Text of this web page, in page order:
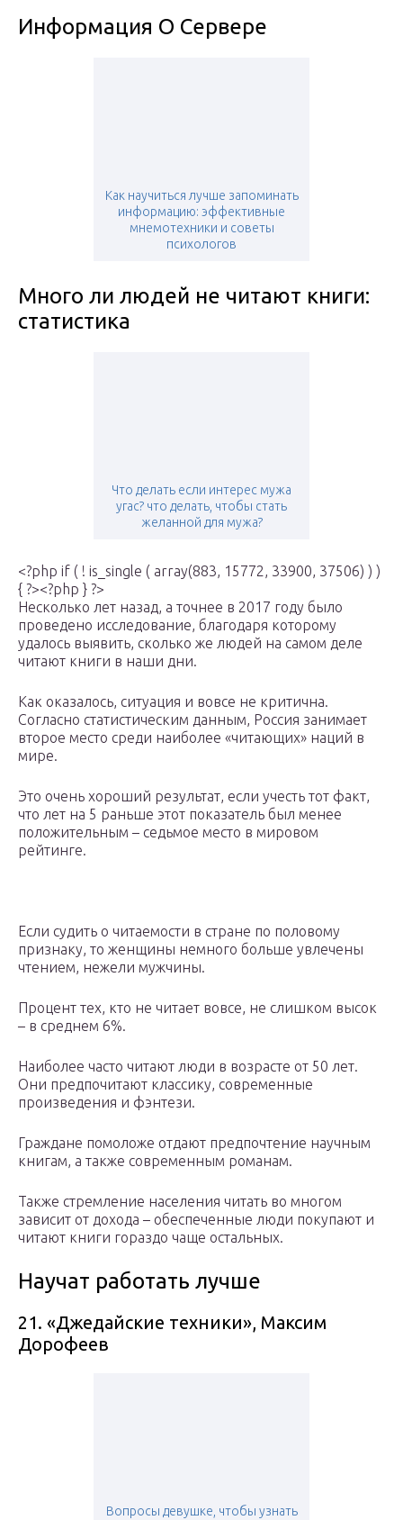
Информация О Сервере
Как научиться лучше запоминать
информацию: эффективные
мнемотехники и советы
психологов
Много ли людей не читают книги:
статистика
Что делать если интерес мужа
угас? что делать, чтобы стать
желанной для мужа?
<?php if ( ! is_single ( array(883, 15772, 33900, 37506) ) )
{ ?><?php } ?>
Несколько лет назад, а точнее в 2017 году было
проведено исследование, благодаря которому
удалось выявить, сколько же людей на самом деле
читают книги в наши дни.
Как оказалось, ситуация и вовсе не критична.
Согласно статистическим данным, Россия занимает
второе место среди наиболее «читающих» наций в
мире.
Это очень хороший результат, если учесть тот факт,
что лет на 5 раньше этот показатель был менее
положительным – седьмое место в мировом
рейтинге.
Если судить о читаемости в стране по половому
признаку, то женщины немного больше увлечены
чтением, нежели мужчины.
Процент тех, кто не читает вовсе, не слишком высок
– в среднем 6%.
Наиболее часто читают люди в возрасте от 50 лет.
Они предпочитают классику, современные
произведения и фэнтези.
Граждане помоложе отдают предпочтение научным
книгам, а также современным романам.
Также стремление населения читать во многом
зависит от дохода – обеспеченные люди покупают и
читают книги гораздо чаще остальных.
Научат работать лучше
21. «Джедайские техники», Максим
Дорофеев
Вопросы девушке, чтобы узнать